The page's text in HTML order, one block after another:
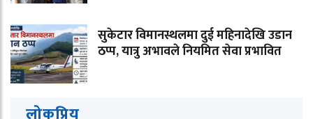
सुकेटार विमानस्थलमा दुई महिनादेखि उडान
ठप्प, यात्रु अभावले नियमित सेवा प्रभावित